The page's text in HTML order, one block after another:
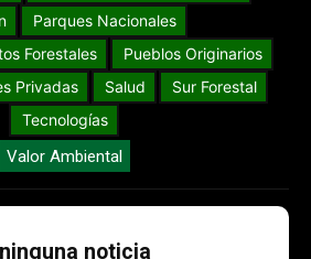
Parques Nacionales
Forestales
Pueblos Originarios
Privadas
Salud
Sur Forestal
Tecnologías
Valor Ambiental
noticia